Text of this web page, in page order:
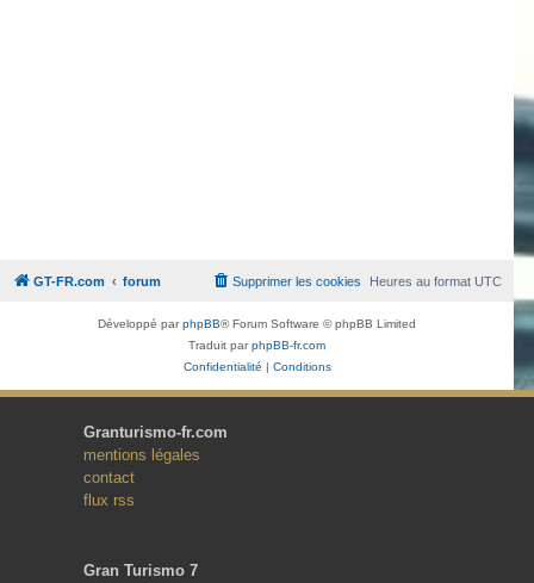
GT-FR.com forum Heures au formatUTC
Supprimer les cookies
Développé parphpBB® Forum Software © phpBB Limited
Traduit parphpBB-fr.com
Confidentialité | Conditions
Granturismo-fr.com
mentions légales
contact
flux rss
Gran Turismo 7